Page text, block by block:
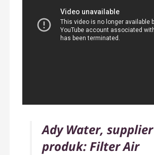
Ady Water, supplier
produk: Filter Air